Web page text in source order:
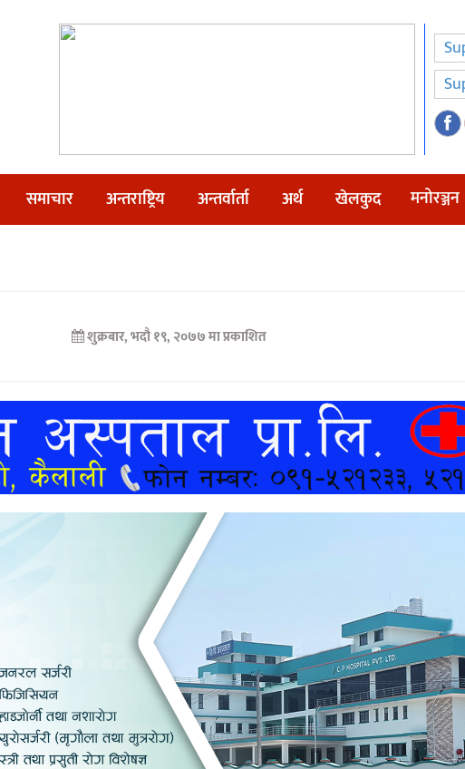
समाचार अन्तराष्ट्रिय अन्तर्वार्ता अर्थ खेलकुद मनोरञ्जन
शुक्रबार, भदौ १९, २०७७ मा प्रकाशित